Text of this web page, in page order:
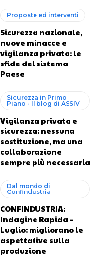
Proposte ed interventi
Sicurezza nazionale,
nuove minacce e
vigilanza privata: le
sfide del sistema
Paese
Sicurezza in Primo
Piano - Il blog di ASSIV
Vigilanza privata e
sicurezza: nessuna
sostituzione, ma una
collaborazione
sempre più necessaria
Dal mondo di
Confindustria
CONFINDUSTRIA:
Indagine Rapida –
Luglio: migliorano le
aspettative sulla
produzione